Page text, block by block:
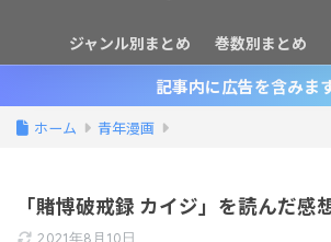
ジャンル別まとめ 巻数別まとめ
記事内に広告を含みま
ホーム 青年漫画
「賭博破戒録 カイジ」を読んだ感
2021年8月10日